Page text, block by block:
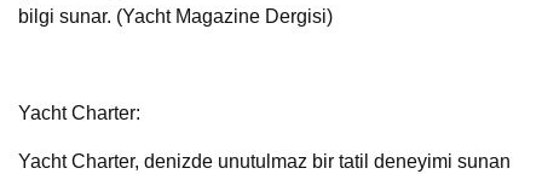
bilgi sunar. (Yacht Magazine Dergisi)
Yacht Charter:
Yacht Charter, denizde unutulmaz bir tatil deneyimi sunan